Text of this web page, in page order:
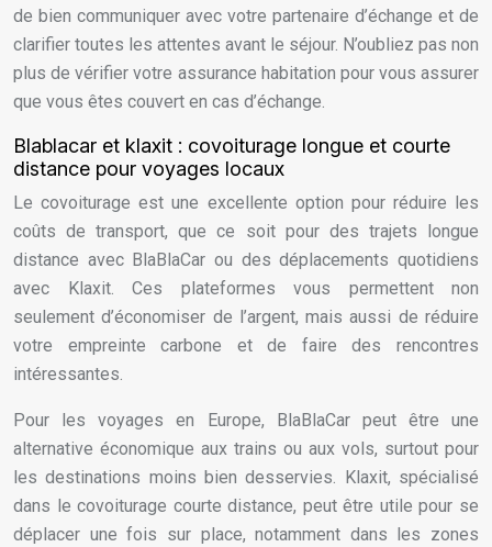
de bien communiquer avec votre partenaire d’échange et de
clarifier toutes les attentes avant le séjour. N’oubliez pas non
plus de vérifier votre assurance habitation pour vous assurer
que vous êtes couvert en cas d’échange.
Blablacar et klaxit : covoiturage longue et courte
distance pour voyages locaux
Le covoiturage est une excellente option pour réduire les
coûts de transport, que ce soit pour des trajets longue
distance avec BlaBlaCar ou des déplacements quotidiens
avec Klaxit. Ces plateformes vous permettent non
seulement d’économiser de l’argent, mais aussi de réduire
votre empreinte carbone et de faire des rencontres
intéressantes.
Pour les voyages en Europe, BlaBlaCar peut être une
alternative économique aux trains ou aux vols, surtout pour
les destinations moins bien desservies. Klaxit, spécialisé
dans le covoiturage courte distance, peut être utile pour se
déplacer une fois sur place, notamment dans les zones